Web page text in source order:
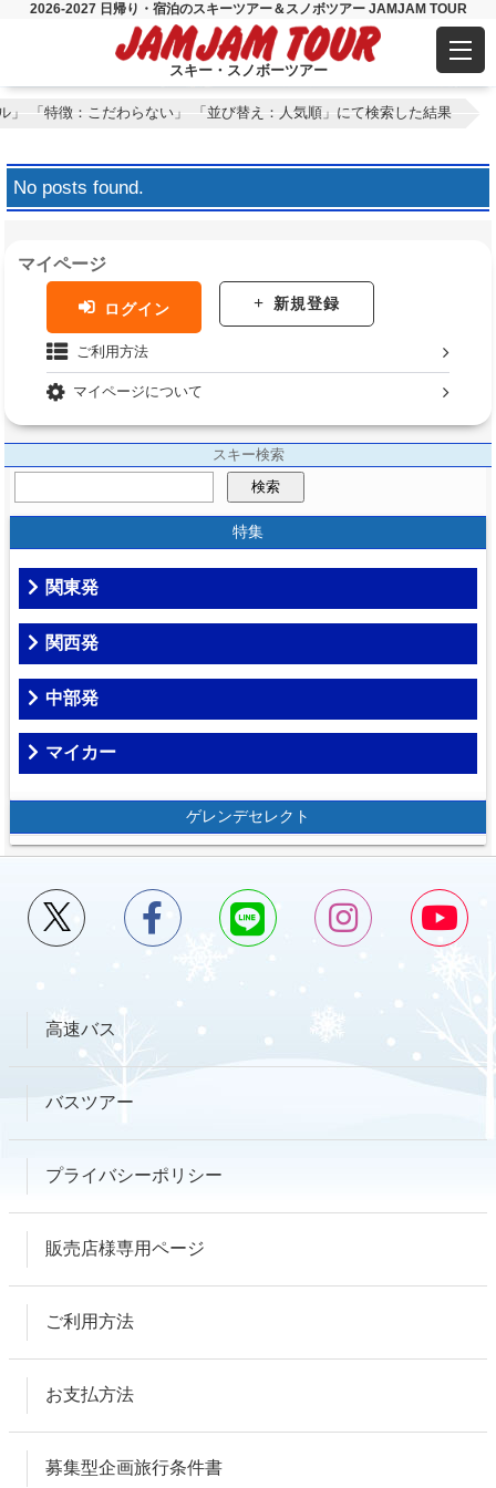
2026-2027 日帰り・宿泊のスキーツアー＆スノボツアー JAMJAM TOUR
スキー・スノボーツアー
「特徴：こだわらない」 「並び替え：人気順」にて検索した結果
No posts found.
マイページ
ログイン 新規登録
ご利用方法
マイページについて
スキー検索
検索
特集
関東発
関西発
中部発
マイカー
ゲレンデセレクト
高速バス
バスツアー
プライバシーポリシー
販売店様専用ページ
ご利用方法
お支払方法
募集型企画旅行条件書